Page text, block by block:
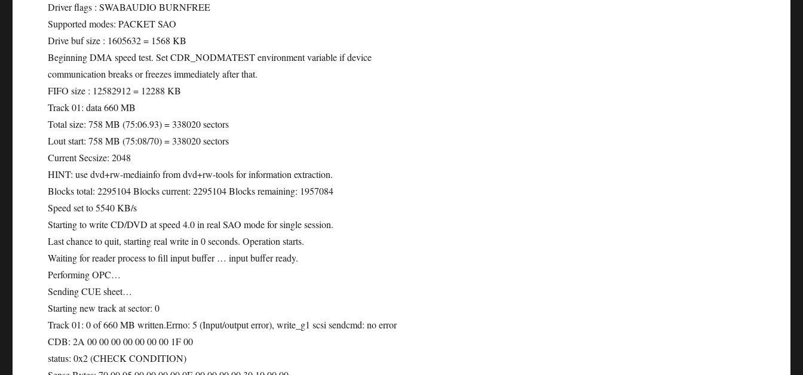
Driver flags : SWABAUDIO BURNFREE
Supported modes: PACKET SAO
Drive buf size : 1605632 = 1568 KB
Beginning DMA speed test. Set CDR_NODMATEST environment variable if device
communication breaks or freezes immediately after that.
FIFO size : 12582912 = 12288 KB
Track 01: data 660 MB
Total size: 758 MB (75:06.93) = 338020 sectors
Lout start: 758 MB (75:08/70) = 338020 sectors
Current Secsize: 2048
HINT: use dvd+rw-mediainfo from dvd+rw-tools for information extraction.
Blocks total: 2295104 Blocks current: 2295104 Blocks remaining: 1957084
Speed set to 5540 KB/s
Starting to write CD/DVD at speed 4.0 in real SAO mode for single session.
Last chance to quit, starting real write in 0 seconds. Operation starts.
Waiting for reader process to fill input buffer … input buffer ready.
Performing OPC…
Sending CUE sheet…
Starting new track at sector: 0
Track 01: 0 of 660 MB written.Errno: 5 (Input/output error), write_g1 scsi sendcmd: no error
CDB: 2A 00 00 00 00 00 00 00 1F 00
status: 0x2 (CHECK CONDITION)